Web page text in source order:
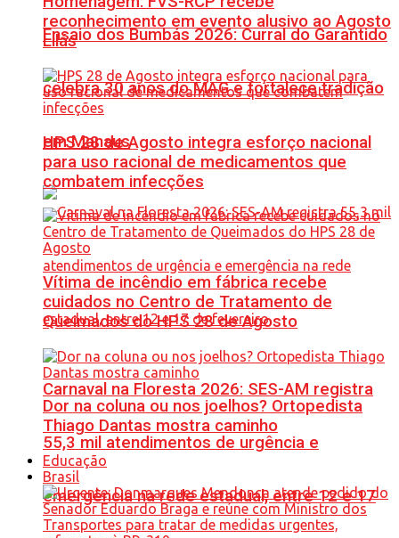
Ensaio dos Bumbás 2026: Curral do Garantido
celebra 30 anos do MAG e fortalece tradição
em Manaus
Carnaval na Floresta 2026: SES-AM registra
55,3 mil atendimentos de urgência e
emergência na rede estadual, entre 12 e 17
reconhecimento em evento alusivo ao Agosto
Lilás
HPS 28 de Agosto integra esforço nacional
para uso racional de medicamentos que
combatem infecções
Vítima de incêndio em fábrica recebe
cuidados no Centro de Tratamento de
Queimados do HPS 28 de Agosto
Dor na coluna ou nos joelhos? Ortopedista
Thiago Dantas mostra caminho
Educação
Brasil